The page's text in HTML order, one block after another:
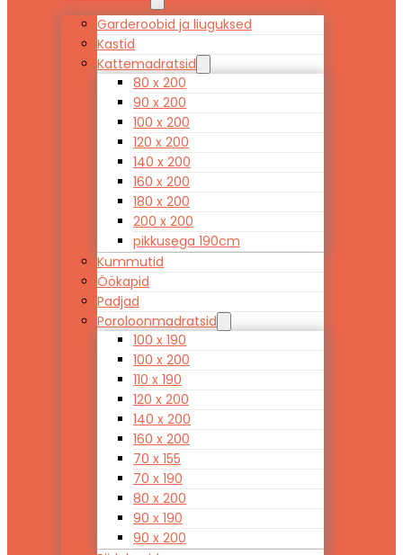
Garderoobid ja liuguksed
Kastid
Kattemadratsid
80 x 200
90 x 200
100 x 200
120 x 200
140 x 200
160 x 200
180 x 200
200 x 200
pikkusega 190cm
Kummutid
Öökapid
Padjad
Poroloonmadratsid
100 x 190
100 x 200
110 x 190
120 x 200
140 x 200
160 x 200
70 x 155
70 x 190
80 x 200
90 x 190
90 x 200